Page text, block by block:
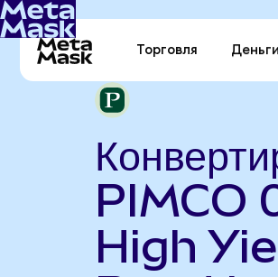
Торговля Деньги
PIMCO
High